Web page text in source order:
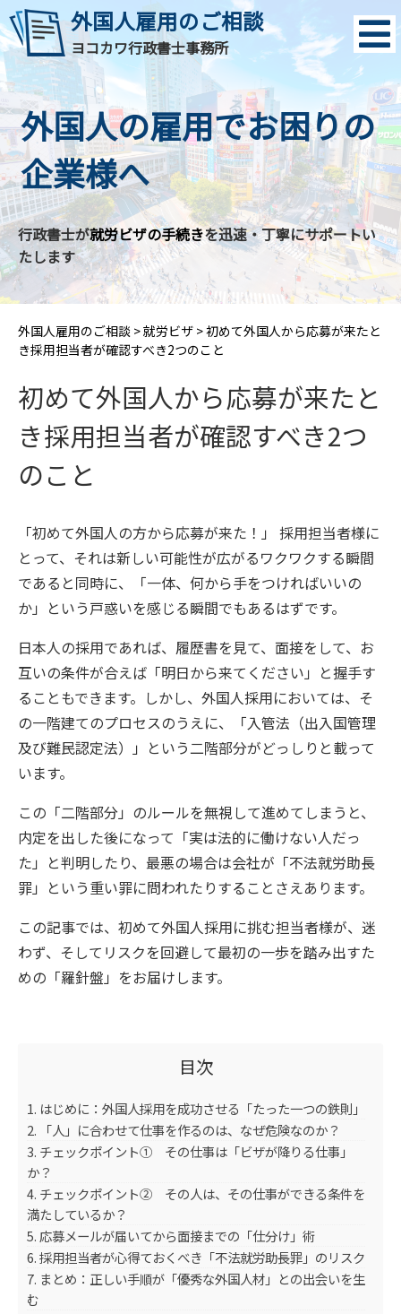
外国人雇用のご相談
ヨコカワ行政書士事務所
外国人の雇用でお困りの
企業様へ
行政書士が就労ビザの手続きを迅速・丁寧にサポートい
たします
外国人雇用のご相談 >就労ビザ >初めて外国人から応募が来たと
き採用担当者が確認すべき2つのこと
初めて外国人から応募が来たと
き採用担当者が確認すべき2つ
のこと
「初めて外国人の方から応募が来た！」 採用担当者様に
とって、それは新しい可能性が広がるワクワクする瞬間
であると同時に、「一体、何から手をつければいいの
か」という戸惑いを感じる瞬間でもあるはずです。
日本人の採用であれば、履歴書を見て、面接をして、お
互いの条件が合えば「明日から来てください」と握手す
ることもできます。しかし、外国人採用においては、そ
の一階建てのプロセスのうえに、「入管法（出入国管理
及び難民認定法）」という二階部分がどっしりと載って
います。
この「二階部分」のルールを無視して進めてしまうと、
内定を出した後になって「実は法的に働けない人だっ
た」と判明したり、最悪の場合は会社が「不法就労助長
罪」という重い罪に問われたりすることさえあります。
この記事では、初めて外国人採用に挑む担当者様が、迷
わず、そしてリスクを回避して最初の一歩を踏み出すた
めの「羅針盤」をお届けします。
目次
1. はじめに：外国人採用を成功させる「たった一つの鉄則」
2. 「人」に合わせて仕事を作るのは、なぜ危険なのか？
3. チェックポイント① その仕事は「ビザが降りる仕事」
か？
4. チェックポイント② その人は、その仕事ができる条件を
満たしているか？
5. 応募メールが届いてから面接までの「仕分け」術
6. 採用担当者が心得ておくべき「不法就労助長罪」のリスク
7. まとめ：正しい手順が「優秀な外国人材」との出会いを生
む